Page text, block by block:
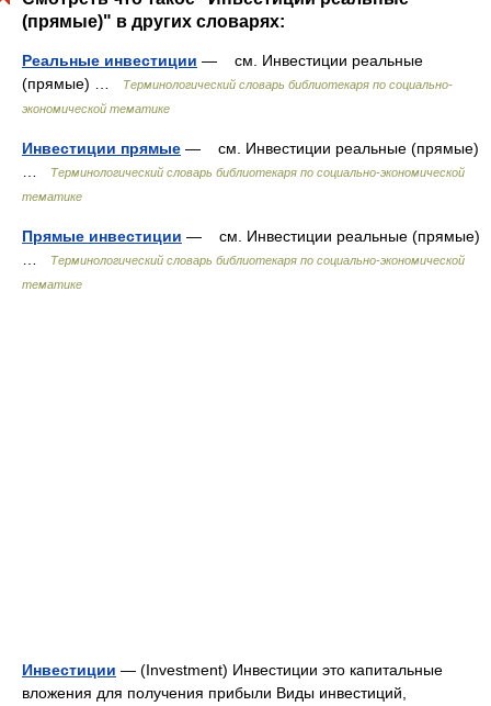
(прямые)" в других словарях:
Реальные инвестиции — см. Инвестиции реальные
(прямые) …
Терминологический словарь библиотекаря по социально-
экономической тематике
Инвестиции прямые — см. Инвестиции реальные (прямые)
Терминологический словарь библиотекаря по социально-экономической
тематике
Прямые инвестиции — см. Инвестиции реальные (прямые)
Терминологический словарь библиотекаря по социально-экономической
тематике
Инвестиции — (Investment) Инвестиции это капитальные
вложения для получения прибыли Виды инвестиций,